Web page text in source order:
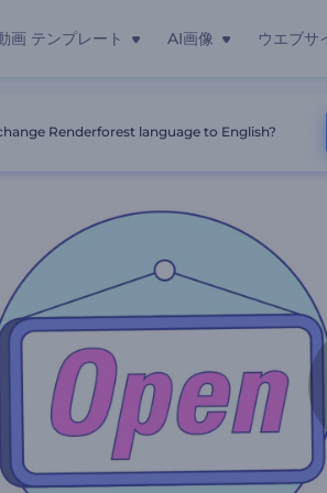
画 テンプレート AI画像 ウエブサ
Renderforest language to English?